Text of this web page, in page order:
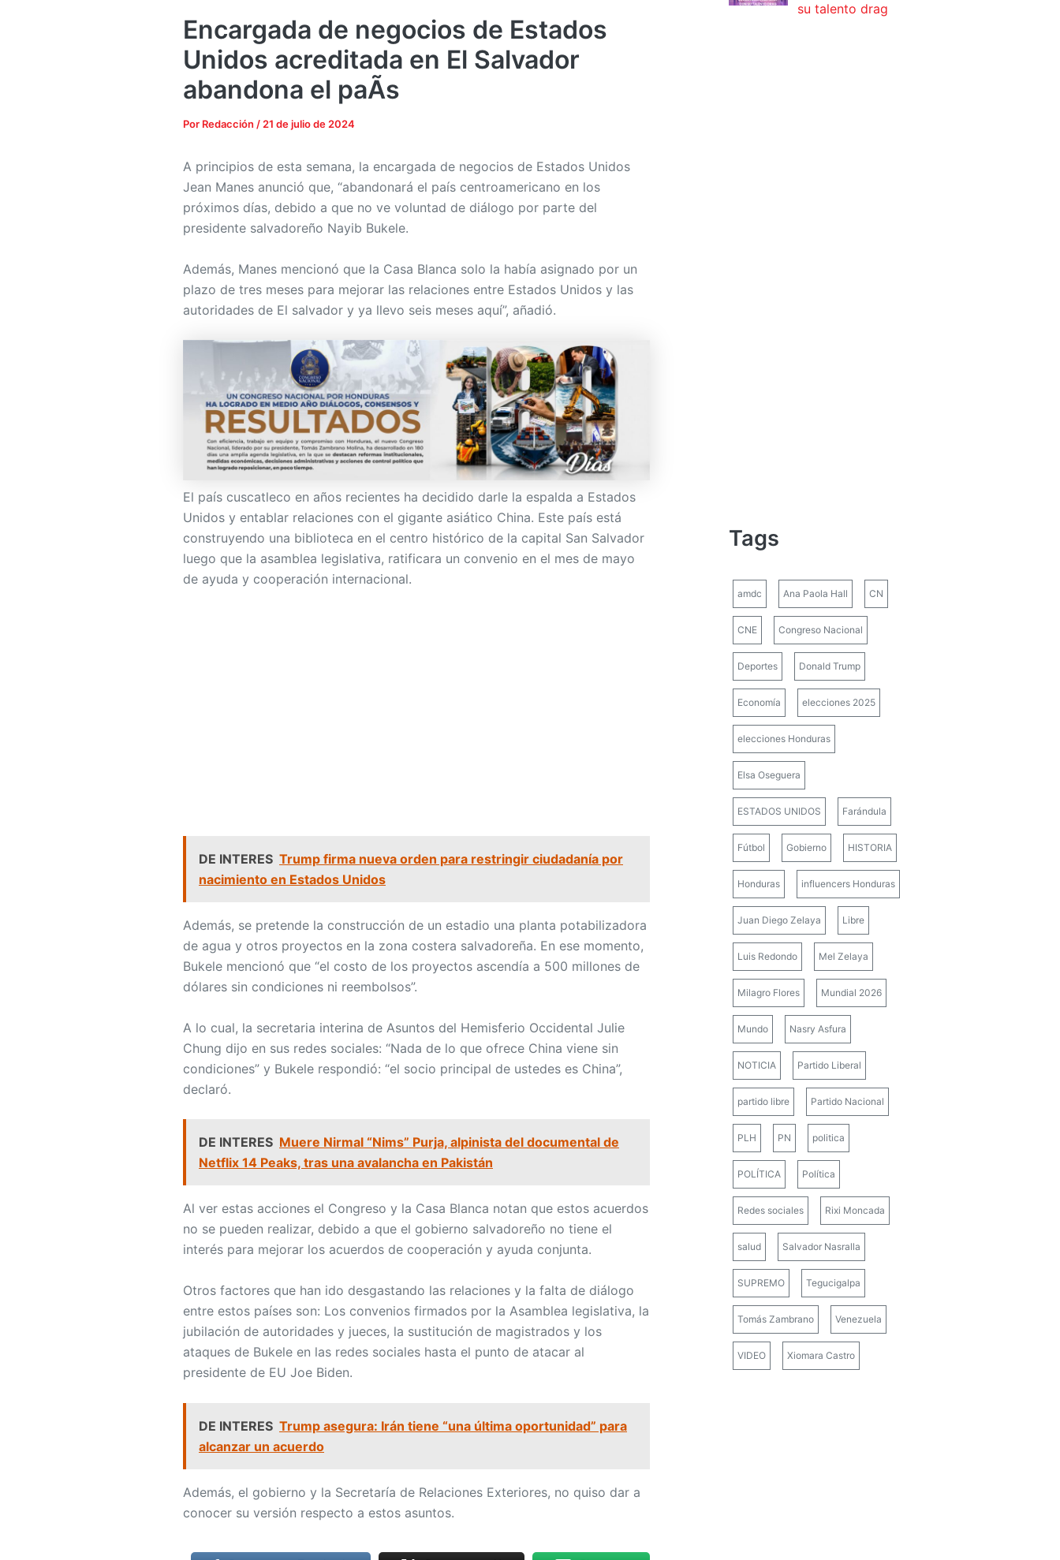
Encargada de negocios de Estados
Unidos acreditada en El Salvador
abandona el paÃ­s
Por Redacción / 21 de julio de 2024
A principios de esta semana, la encargada de negocios de Estados Unidos
Jean Manes anunció que, “abandonará el país centroamericano en los
próximos días, debido a que no ve voluntad de diálogo por parte del
presidente salvadoreño Nayib Bukele.
Además, Manes mencionó que la Casa Blanca solo la había asignado por un
plazo de tres meses para mejorar las relaciones entre Estados Unidos y las
autoridades de El salvador y ya llevo seis meses aquí”, añadió.
El país cuscatleco en años recientes ha decidido darle la espalda a Estados
Unidos y entablar relaciones con el gigante asiático China. Este país está
construyendo una biblioteca en el centro histórico de la capital San Salvador
luego que la asamblea legislativa, ratificara un convenio en el mes de mayo
de ayuda y cooperación internacional.
DE INTERES Trump firma nueva orden para restringir ciudadanía por
nacimiento en Estados Unidos
Además, se pretende la construcción de un estadio una planta potabilizadora
de agua y otros proyectos en la zona costera salvadoreña. En ese momento,
Bukele mencionó que “el costo de los proyectos ascendía a 500 millones de
dólares sin condiciones ni reembolsos”.
A lo cual, la secretaria interina de Asuntos del Hemisferio Occidental Julie
Chung dijo en sus redes sociales: “Nada de lo que ofrece China viene sin
condiciones” y Bukele respondió: “el socio principal de ustedes es China”,
declaró.
DE INTERES Muere Nirmal “Nims” Purja, alpinista del documental de
Netflix 14 Peaks, tras una avalancha en Pakistán
Al ver estas acciones el Congreso y la Casa Blanca notan que estos acuerdos
no se pueden realizar, debido a que el gobierno salvadoreño no tiene el
interés para mejorar los acuerdos de cooperación y ayuda conjunta.
Otros factores que han ido desgastando las relaciones y la falta de diálogo
entre estos países son: Los convenios firmados por la Asamblea legislativa, la
jubilación de autoridades y jueces, la sustitución de magistrados y los
ataques de Bukele en las redes sociales hasta el punto de atacar al
presidente de EU Joe Biden.
DE INTERES Trump asegura: Irán tiene “una última oportunidad” para
alcanzar un acuerdo
Además, el gobierno y la Secretaría de Relaciones Exteriores, no quiso dar a
conocer su versión respecto a estos asuntos.
su talento drag
Tags
amdc Ana Paola Hall CN
CNE Congreso Nacional
Deportes Donald Trump
Economía elecciones 2025
elecciones Honduras
Elsa Oseguera
ESTADOS UNIDOS Farándula
Fútbol Gobierno HISTORIA
Honduras influencers Honduras
Juan Diego Zelaya Libre
Luis Redondo Mel Zelaya
Milagro Flores Mundial 2026
Mundo Nasry Asfura
NOTICIA Partido Liberal
partido libre Partido Nacional
PLH PN politica
POLÍTICA Política
Redes sociales Rixi Moncada
salud Salvador Nasralla
SUPREMO Tegucigalpa
Tomás Zambrano Venezuela
VIDEO Xiomara Castro